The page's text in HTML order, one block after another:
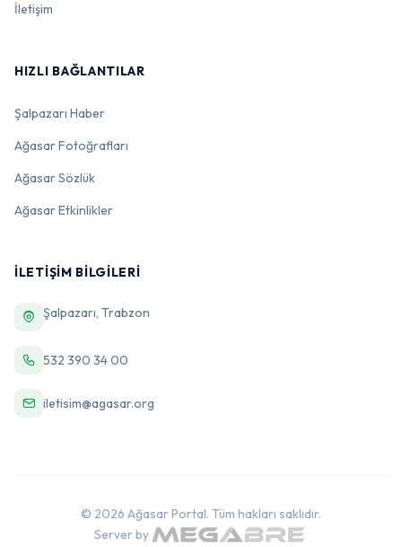
İletişim
HIZLI BAĞLANTILAR
Şalpazarı Haber
Ağasar Fotoğrafları
Ağasar Sözlük
Ağasar Etkinlikler
İLETIŞIM BILGILERI
Şalpazarı, Trabzon
532 390 34 00
iletisim@agasar.org
© 2026 Ağasar Portal. Tüm hakları saklıdır.
Server by